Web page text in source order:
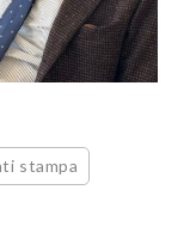
stampa